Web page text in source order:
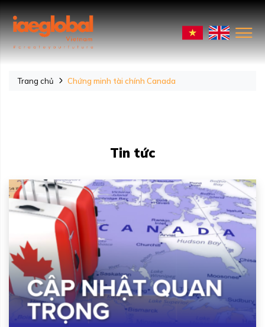
Trang chủ Chứng minh tài chính Canada
Tin tức